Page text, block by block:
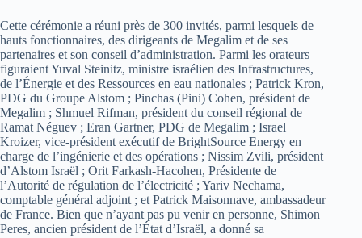
Cette cérémonie a réuni près de 300 invités, parmi lesquels de
hauts fonctionnaires, des dirigeants de Megalim et de ses
partenaires et son conseil d’administration. Parmi les orateurs
figuraient Yuval Steinitz, ministre israélien des Infrastructures,
de l’Énergie et des Ressources en eau nationales ; Patrick Kron,
PDG du Groupe Alstom ; Pinchas (Pini) Cohen, président de
Megalim ; Shmuel Rifman, président du conseil régional de
Ramat Néguev ; Eran Gartner, PDG de Megalim ; Israel
Kroizer, vice-président exécutif de BrightSource Energy en
charge de l’ingénierie et des opérations ; Nissim Zvili, président
d’Alstom Israël ; Orit Farkash-Hacohen, Présidente de
l’Autorité de régulation de l’électricité ; Yariv Nechama,
comptable général adjoint ; et Patrick Maisonnave, ambassadeur
de France. Bien que n’ayant pas pu venir en personne, Shimon
Peres, ancien président de l’État d’Israël, a donné sa